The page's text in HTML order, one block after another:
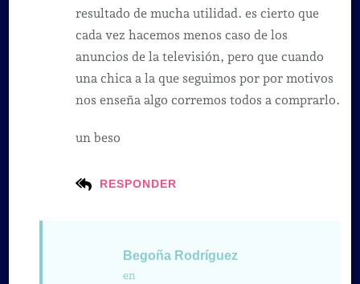
RESPONDER
resultado de mucha utilidad. es cierto que
cada vez hacemos menos caso de los
anuncios de la televisión, pero que cuando
una chica a la que seguimos por por motivos
nos enseña algo corremos todos a comprarlo.
un beso
Begoña Rodríguez
en